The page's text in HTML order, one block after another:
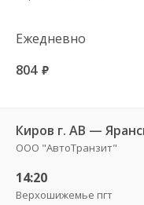
Ежедневно
804 руб.
Киров г. АВ —
ООО "АвтоТранзит"
14:20
Верхошижемье пгт